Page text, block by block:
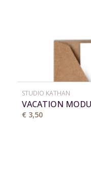
STUDIO KATHAN
VACATION
€ 3,50